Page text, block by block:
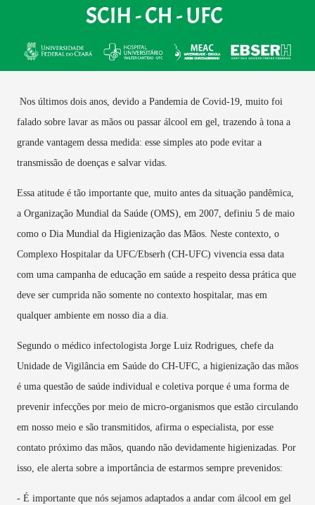
Nos últimos dois anos, devido a Pandemia de Covid-19, muito foi
falado sobre lavar as mãos ou passar álcool em gel, trazendo à tona a
grande vantagem dessa medida: esse simples ato pode evitar a
transmissão de doenças e salvar vidas.
Essa atitude é tão importante que, muito antes da situação pandêmica,
a Organização Mundial da Saúde (OMS), em 2007, definiu 5 de maio
como o Dia Mundial da Higienização das Mãos. Neste contexto, o
Complexo Hospitalar da UFC/Ebserh (CH-UFC) vivencia essa data
com uma campanha de educação em saúde a respeito dessa prática que
deve ser cumprida não somente no contexto hospitalar, mas em
qualquer ambiente em nosso dia a dia.
Segundo o médico infectologista Jorge Luiz Rodrigues, chefe da
Unidade de Vigilância em Saúde do CH-UFC, a higienização das mãos
é uma questão de saúde individual e coletiva porque é uma forma de
prevenir infecções por meio de micro-organismos que estão circulando
em nosso meio e são transmitidos, afirma o especialista, por esse
contato próximo das mãos, quando não devidamente higienizadas. Por
isso, ele alerta sobre a importância de estarmos sempre prevenidos:
- É importante que nós sejamos adaptados a andar com álcool em gel